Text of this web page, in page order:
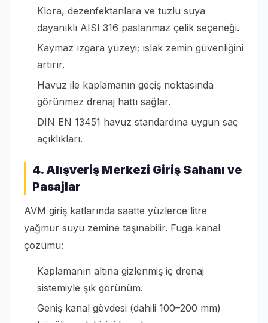
Klora, dezenfektanlara ve tuzlu suya
dayanıklı AISI 316 paslanmaz çelik seçeneği.
Kaymaz ızgara yüzeyi; ıslak zemin güvenliğini
artırır.
Havuz ile kaplamanın geçiş noktasında
görünmez drenaj hattı sağlar.
DIN EN 13451 havuz standardına uygun saç
açıklıkları.
4. Alışveriş Merkezi Giriş Sahanı ve
Pasajlar
AVM giriş katlarında saatte yüzlerce litre
yağmur suyu zemine taşınabilir. Fuga kanal
çözümü:
Kaplamanın altına gizlenmiş iç drenaj
sistemiyle şık görünüm.
Geniş kanal gövdesi (dahili 100–200 mm)